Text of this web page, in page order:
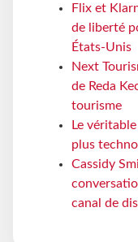
Flix et
de liberté
États-Unis
Next
de Reda
tourisme
Le
plus
Cassidy
canal de